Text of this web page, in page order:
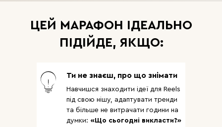
ЦЕЙ МАРАФОН ІДЕАЛЬНО
ПІДІЙДЕ, ЯКЩО:
Навчишся знаходити ідеї для Reels
під свою нішу, адаптувати тренди
та більше не витрачати години на
думки: «Що сьогодні викласти?»
Ти не знаєш, про що знімати